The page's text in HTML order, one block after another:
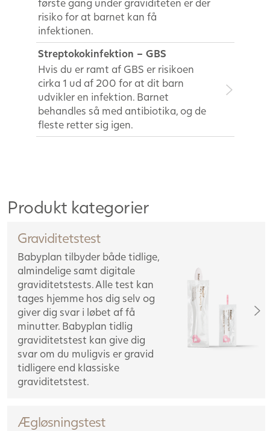
første gang under graviditeten er der
risiko for at barnet kan få
infektionen.
Streptokokinfektion – GBS
Hvis du er ramt af GBS er risikoen
cirka 1 ud af 200 for at dit barn
udvikler en infektion. Barnet
behandles så med antibiotika, og de
fleste retter sig igen.
Produkt kategorier
Graviditetstest
Babyplan tilbyder både tidlige,
almindelige samt digitale
graviditetstests. Alle test kan
tages hjemme hos dig selv og
giver dig svar i løbet af få
minutter. Babyplan tidlig
graviditetstest kan give dig
svar om du muligvis er gravid
tidligere end klassiske
graviditetstest.
Ægløsningstest